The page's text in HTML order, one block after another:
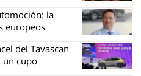
la
europeos
del Tavascan
cupo